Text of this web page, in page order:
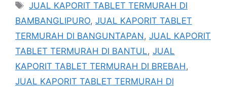
Tag
JUAL KAPORIT TABLET TERMURAH DI
BAMBANGLIPURO, JUAL KAPORIT TABLET
TERMURAH DI BANGUNTAPAN, JUAL KAPORIT
TABLET TERMURAH DI BANTUL, JUAL
KAPORIT TABLET TERMURAH DI BREBAH ,
JUAL KAPORIT TABLET TERMURAH DI